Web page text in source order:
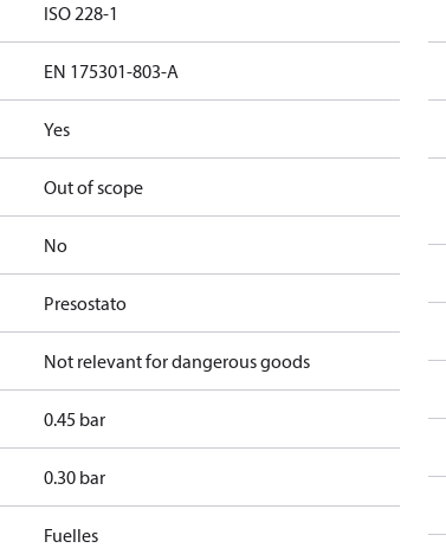
ISO 228-1
EN 175301-803-A
Yes
Out of scope
No
Presostato
Not relevant for dangerous goods
0.45 bar
0.30 bar
Fuelles